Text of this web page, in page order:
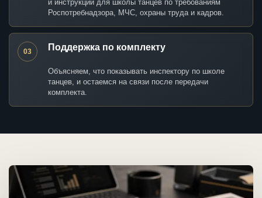
и инструкции для школы танцев по требованиям
Роспотребнадзора, МЧС, охраны труда и кадров.
03 Поддержка по комплекту
Объясняем, что показывать инспектору по школе
танцев, и остаемся на связи после передачи
комплекта.